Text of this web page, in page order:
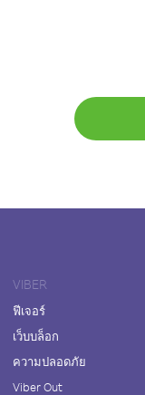
VIBER
ฟีเจอร์
เว็บบล็อก
ความปลอดภัย
Viber Out